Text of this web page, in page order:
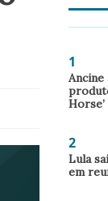
1
Horse’
2
Lula
em